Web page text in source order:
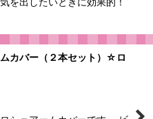
カバー（２本セット）☆ロ